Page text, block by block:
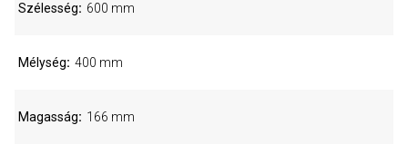
Szélesség 600 mm
Mélység 400 mm
Magasság 166 mm